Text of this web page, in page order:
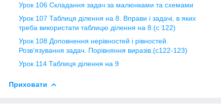
Урок 106 Складання задач за малюнками та схемами
Урок 107 Таблиця ділення на 8. Вправи і задачі, в яких
треба використати таблицю ділення на 8.(с 122)
Урок 108 Доповнення нерівностей і рівностей.
Розв’язування задач. Порівняння виразів.(с122-123)
Урок 114 Таблиця ділення на 9
Приховати